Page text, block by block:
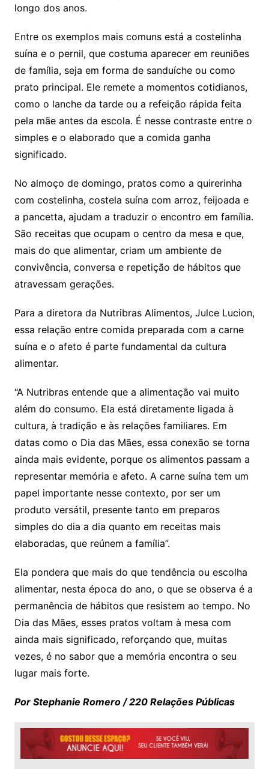
longo dos anos.
Entre os exemplos mais comuns está a costelinha
suína e o pernil, que costuma aparecer em reuniões
de família, seja em forma de sanduíche ou como
prato principal. Ele remete a momentos cotidianos,
como o lanche da tarde ou a refeição rápida feita
pela mãe antes da escola. É nesse contraste entre o
simples e o elaborado que a comida ganha
significado.
No almoço de domingo, pratos como a quirerinha
com costelinha, costela suína com arroz, feijoada e
a pancetta, ajudam a traduzir o encontro em família.
São receitas que ocupam o centro da mesa e que,
mais do que alimentar, criam um ambiente de
convivência, conversa e repetição de hábitos que
atravessam gerações.
Para a diretora da Nutribras Alimentos, Julce Lucion,
essa relação entre comida preparada com a carne
suína e o afeto é parte fundamental da cultura
alimentar.
“A Nutribras entende que a alimentação vai muito
além do consumo. Ela está diretamente ligada à
cultura, à tradição e às relações familiares. Em
datas como o Dia das Mães, essa conexão se torna
ainda mais evidente, porque os alimentos passam a
representar memória e afeto. A carne suína tem um
papel importante nesse contexto, por ser um
produto versátil, presente tanto em preparos
simples do dia a dia quanto em receitas mais
elaboradas, que reúnem a família”.
Ela pondera que mais do que tendência ou escolha
alimentar, nesta época do ano, o que se observa é a
permanência de hábitos que resistem ao tempo. No
Dia das Mães, esses pratos voltam à mesa com
ainda mais significado, reforçando que, muitas
vezes, é no sabor que a memória encontra o seu
lugar mais forte.
Por Stephanie Romero / 220 Relações Públicas